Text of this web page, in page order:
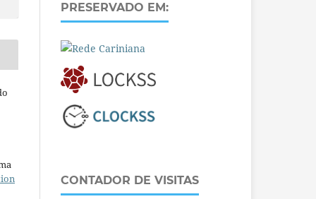
PRESERVADO EM:
CONTADOR DE VISITAS